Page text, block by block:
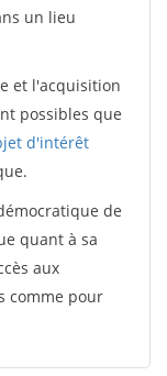
un lieu
et l'acquisition
possibles que
d'intérêt
de
quant à sa
aux
comme pour